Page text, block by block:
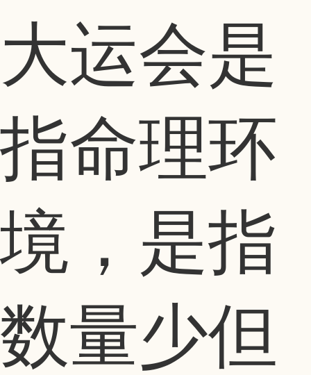
大运会是
指命理环
境，是指
数量少但